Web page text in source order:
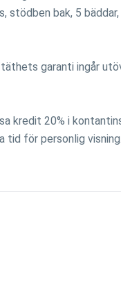
stödben bak, 5
garanti ingår
kredit 20% i
tid för personlig